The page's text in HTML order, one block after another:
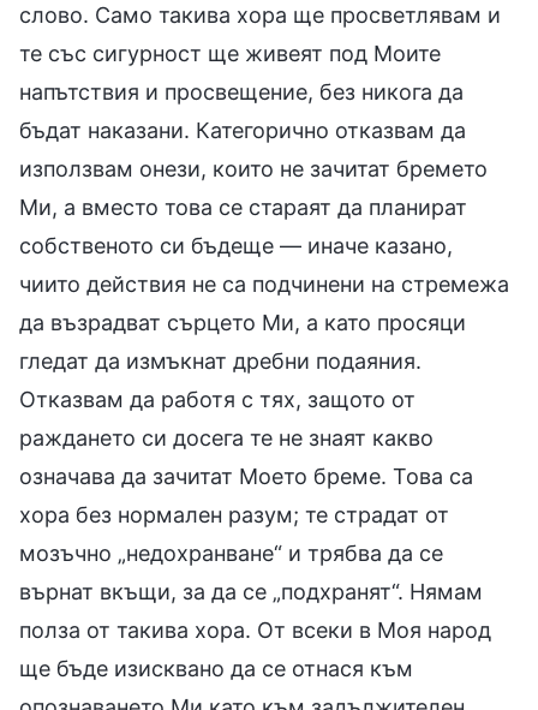
слово. Само такива хора ще просветлявам и
те със сигурност ще живеят под Моите
напътствия и просвещение, без никога да
бъдат наказани. Категорично отказвам да
използвам онези, които не зачитат бремето
Ми, а вместо това се стараят да планират
собственото си бъдеще — иначе казано,
чиито действия не са подчинени на стремежа
да възрадват сърцето Ми, а като просяци
гледат да измъкнат дребни подаяния.
Отказвам да работя с тях, защото от
раждането си досега те не знаят какво
означава да зачитат Моето бреме. Това са
хора без нормален разум; те страдат от
мозъчно „недохранване“ и трябва да се
върнат вкъщи, за да се „подхранят“. Нямам
полза от такива хора. От всеки в Моя народ
ще бъде изисквано да се отнася към